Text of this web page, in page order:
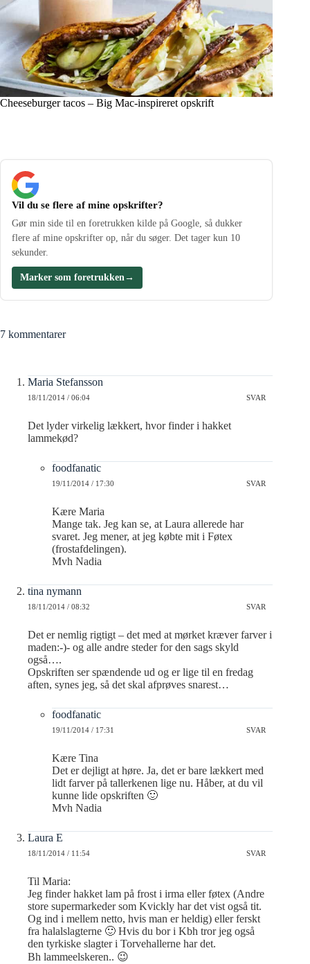
Cheeseburger tacos – Big Mac-inspireret opskrift
Vil du se flere af mine opskrifter?
Gør min side til en foretrukken kilde på Google, så dukker
flere af mine opskrifter op, når du søger. Det tager kun 10
sekunder.
Marker som foretrukken→
7 kommentarer
Maria Stefansson
18/11/2014 / 06:04 SVAR
Det lyder virkelig lækkert, hvor finder i hakket
lammekød?
foodfanatic
19/11/2014 / 17:30 SVAR
Kære Maria
Mange tak. Jeg kan se, at Laura allerede har
svaret. Jeg mener, at jeg købte mit i Føtex
(frostafdelingen).
Mvh Nadia
tina nymann
18/11/2014 / 08:32 SVAR
Det er nemlig rigtigt – det med at mørket kræver farver i
maden:-)- og alle andre steder for den sags skyld
også….
Opskriften ser spændende ud og er lige til en fredag
aften, synes jeg, så det skal afprøves snarest…
foodfanatic
19/11/2014 / 17:31 SVAR
Kære Tina
Det er dejligt at høre. Ja, det er bare lækkert med
lidt farver på tallerkenen lige nu. Håber, at du vil
kunne lide opskriften 🙂
Mvh Nadia
Laura E
18/11/2014 / 11:54 SVAR
Til Maria:
Jeg finder hakket lam på frost i irma eller føtex (Andre
store supermarkeder som Kvickly har det vist også tit.
Og ind i mellem netto, hvis man er heldig) eller ferskt
fra halalslagterne 🙂 Hvis du bor i Kbh tror jeg også
den tyrkiske slagter i Torvehallerne har det.
Bh lammeelskeren.. 😉